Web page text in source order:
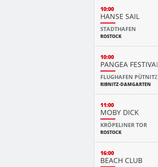
10:00
HANSE SAIL
STADTHAFEN
ROSTOCK
10:00
PANGEA FESTIVAL
FLUGHAFEN PÜTNITZ
RIBNITZ-DAMGARTEN
11:00
MOBY DICK
KRÖPELINER TOR
ROSTOCK
16:00
BEACH CLUB